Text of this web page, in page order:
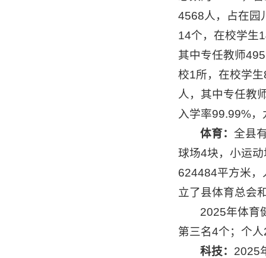
4568人，占在园
14个，在校学生
其中专任教师
校1所，在校学
人，其中专任教
入学率99.99%
体育：全县
球场4块，小运
624484平方米，
立了县体育总会
2025年体育
第三名4个；个
科技： 2025